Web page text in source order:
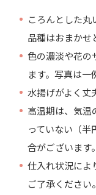
ころんとした丸
品種はおまかせ
色の濃淡や花の
ます。写真は一
水揚げがよく丈
高温期は、気温
っていない（
合がございます。
仕入れ状況によ
ご了承ください。